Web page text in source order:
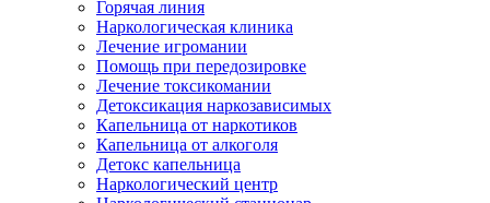
Горячая линия
Наркологическая клиника
Лечение игромании
Помощь при передозировке
Лечение токсикомании
Детоксикация наркозависимых
Капельница от наркотиков
Капельница от алкоголя
Детокс капельница
Наркологический центр